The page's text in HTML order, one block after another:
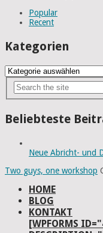
Popular
Recent
Kategorien
Kategorien
Beliebteste
Neue Abricht- und
Two guys, one workshop
HOME
BLOG
KONTAKT
[WPFORMS